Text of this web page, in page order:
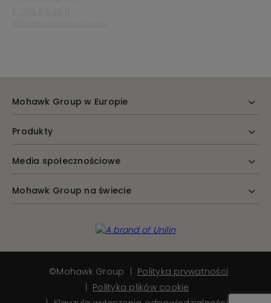
Mohawk Group w Europie
Produkty
Media społecznościowe
Mohawk Group na świecie
©Mohawk Group
Polityka prywatności
Polityka plików cookie